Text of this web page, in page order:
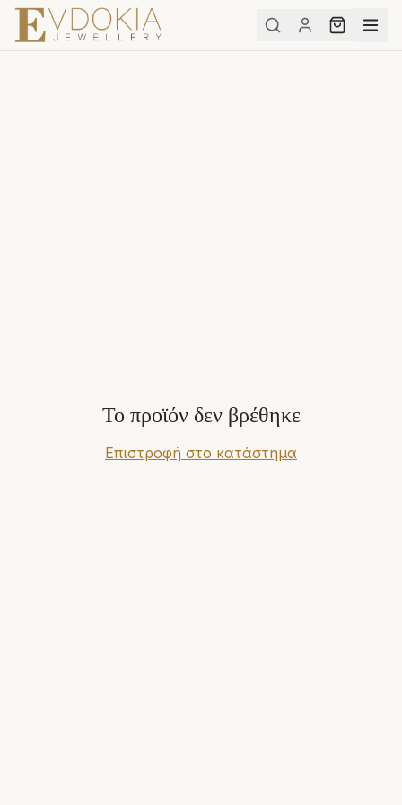
Το προϊόν δεν βρέθηκε
Επιστροφή στο κατάστημα